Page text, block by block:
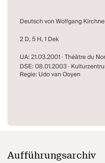
Die Szene thematisiert eine
Agonie des Realen durch
Gegenwart mittels
(Männlichkeitsphantasien
des jungen Mädchens, das
Sängerin zu machen) und
Ersatzwirklichkeiten (der
der Schriftsteller in die
einmal schemenhaft auf,
Bekannte, mit deren
konstruierte.
Deutsch von Wolfgang
2 D, 5 H, 1 Dek
UA: 21.03.2001 · Théâtre du
DSE: 08.01.2003 ·
Regie: Udo van Ooyen
Aufführungsarchiv